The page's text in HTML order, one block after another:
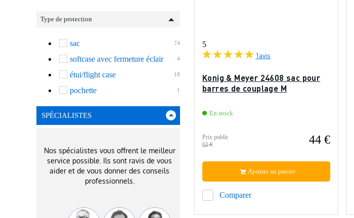
Type de protection
74
sac
4
softcase avec fermeture éclair
18
étui/flight case
1
pochette
SPÉCIALISTES
Nos spécialistes vous offrent le meilleur
service possible. Ils sont ravis de vous
aider et de vous donner des conseils
professionnels.
5
1avis
Konig & Meyer 24608 sac pour
barres de couplage M
En stock
Prix public
61 €
44 €
Comparer
Ajouter au panier